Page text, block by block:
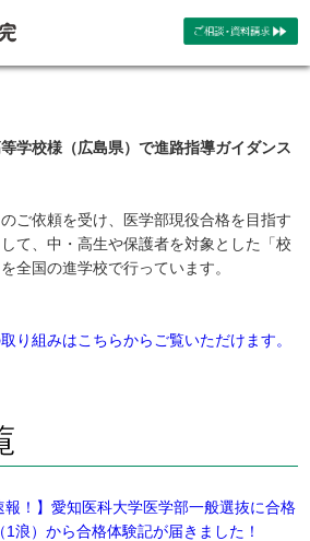
学校様（広島県）で進路指導ガイダンス
ご依頼を受け、医学部現役合格を目指す
て、中・高生や保護者を対象とした「校
全国の進学校で行っています。
り組みはこちらからご覧いただけます。
報！】愛知医科大学医学部一般選抜に合格
浪）から合格体験記が届きました！